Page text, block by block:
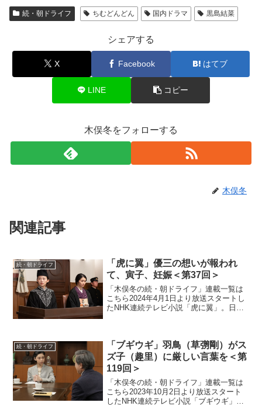
続・朝ドライフ ちむどんどん 国内ドラマ 黒島結菜
シェアする
X Facebook はてブ
LINE コピー
木俣冬をフォローする
木俣冬
関連記事
続・朝ドライフ
「虎に翼」優三の想いが報われ
て、寅子、妊娠＜第37回＞
「木俣冬の続・朝ドライフ」連載一覧は
こちら2024年4月1日より放送スタートし
たNHK連続テレビ小説「虎に翼」。日本
間たちと切磋琢磨...
続・朝ドライフ
「ブギウギ」羽鳥（草彅剛）がス
ズ子（趣里）に厳しい言葉を＜第
119回＞
「木俣冬の続・朝ドライフ」連載一覧は
こちら2023年10月2日より放送スタート
したNHK連続テレビ小説「ブギウギ」。